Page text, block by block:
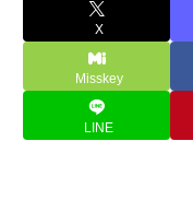
X
Misskey
LINE